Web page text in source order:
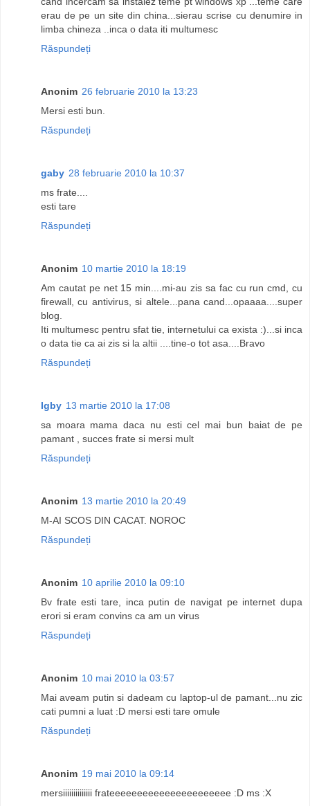
erau de pe un site din china...sierau scrise cu denumire in
limba chineza ..inca o data iti multumesc
Răspundeți
Anonim 26 februarie 2010 la 13:23
Mersi esti bun.
Răspundeți
gaby 28 februarie 2010 la 10:37
ms frate....
esti tare
Răspundeți
Anonim 10 martie 2010 la 18:19
Am cautat pe net 15 min....mi-au zis sa fac cu run cmd, cu
firewall, cu antivirus, si altele...pana cand...opaaaa....super
blog.
Iti multumesc pentru sfat tie, internetului ca exista :)...si inca
o data tie ca ai zis si la altii ....tine-o tot asa....Bravo
Răspundeți
Igby 13 martie 2010 la 17:08
sa moara mama daca nu esti cel mai bun baiat de pe
pamant , succes frate si mersi mult
Răspundeți
Anonim 13 martie 2010 la 20:49
M-AI SCOS DIN CACAT. NOROC
Răspundeți
Anonim 10 aprilie 2010 la 09:10
Bv frate esti tare, inca putin de navigat pe internet dupa
erori si eram convins ca am un virus
Răspundeți
Anonim 10 mai 2010 la 03:57
Mai aveam putin si dadeam cu laptop-ul de pamant...nu zic
cati pumni a luat :D mersi esti tare omule
Răspundeți
Anonim 19 mai 2010 la 09:14
mersiiiiiiiiiiiiii frateeeeeeeeeeeeeeeeeeeeee :D ms :X